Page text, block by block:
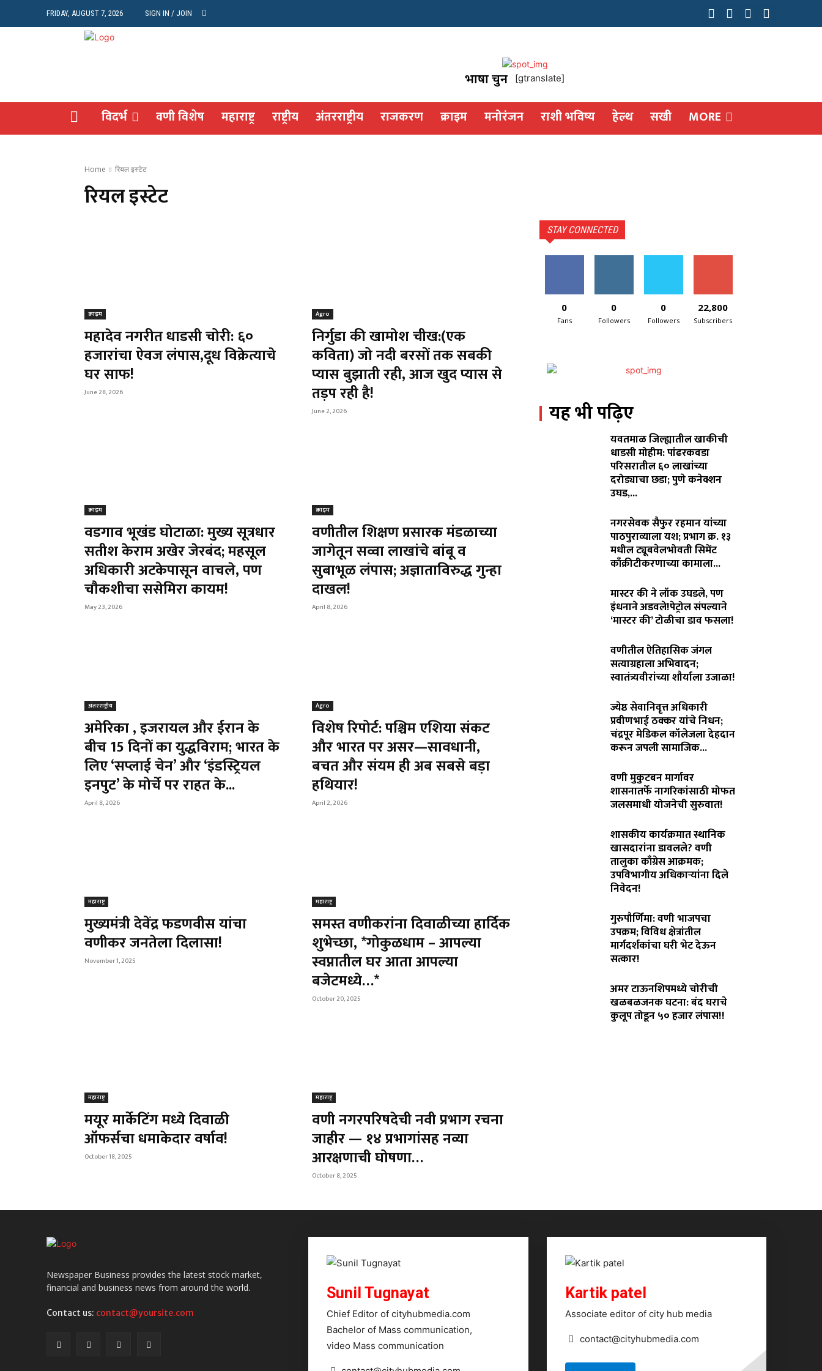
FRIDAY, AUGUST 7, 2026 SIGN IN / JOIN
भाषा चुनें [gtranslate]
विदर्भ वणी विशेष महाराष्ट्र राष्ट्रीय अंतरराष्ट्रीय राजकरण क्राइम मनोरंजन राशी भविष्य हेल्थ सखी MORE
Home रियल इस्टेट
रियल इस्टेट
क्राइम
महादेव नगरीत धाडसी चोरी: ६०
हजारांचा ऐवज लंपास,दूध विक्रेत्याचे
घर साफ!
June 28, 2026
Agro
निर्गुडा की खामोश चीख:(एक
कविता) जो नदी बरसों तक सबकी
प्यास बुझाती रही, आज खुद प्यास से
तड़प रही है!
June 2, 2026
क्राइम
वडगाव भूखंड घोटाळा: मुख्य सूत्रधार
सतीश केराम अखेर जेरबंद; महसूल
अधिकारी अटकेपासून वाचले, पण
चौकशीचा ससेमिरा कायम!
May 23, 2026
क्राइम
वणीतील शिक्षण प्रसारक मंडळाच्या
जागेतून सव्वा लाखांचे बांबू व
सुबाभूळ लंपास; अज्ञाताविरुद्ध गुन्हा
दाखल!
April 8, 2026
अंतरराष्ट्रीय
अमेरिका , इजरायल और ईरान के
बीच 15 दिनों का युद्धविराम; भारत के
लिए ‘सप्लाई चेन’ और ‘इंडस्ट्रियल
इनपुट’ के मोर्चे पर राहत के...
April 8, 2026
Agro
विशेष रिपोर्ट: पश्चिम एशिया संकट
और भारत पर असर—सावधानी,
बचत और संयम ही अब सबसे बड़ा
हथियार!
April 2, 2026
महाराष्ट्र
मुख्यमंत्री देवेंद्र फडणवीस यांचा
वणीकर जनतेला दिलासा!
November 1, 2025
महाराष्ट्र
समस्त वणीकरांना दिवाळीच्या हार्दिक
शुभेच्छा, *गोकुळधाम – आपल्या
स्वप्नातील घर आता आपल्या
बजेटमध्ये…*
October 20, 2025
महाराष्ट्र
मयूर मार्केटिंग मध्ये दिवाळी
ऑफर्सचा धमाकेदार वर्षाव!
October 18, 2025
महाराष्ट्र
वणी नगरपरिषदेची नवी प्रभाग रचना
जाहीर — १४ प्रभागांसह नव्या
आरक्षणाची घोषणा…
October 8, 2025
STAY CONNECTED
0
Fans
0
Followers
0
Followers
22,800
Subscribers
यह भी पढ़िए
यवतमाळ जिल्ह्यातील खाकीची
धाडसी मोहीम: पांढरकवडा
परिसरातील ६० लाखांच्या
दरोड्याचा छडा; पुणे कनेक्शन
उघड,...
नगरसेवक सैफुर रहमान यांच्या
पाठपुराव्याला यश; प्रभाग क्र. १३
मधील ट्यूबवेलभोवती सिमेंट
काँक्रीटीकरणाच्या कामाला...
मास्टर की ने लॉक उघडले, पण
इंधनाने अडवले!पेट्रोल संपल्याने
‘मास्टर की’ टोळीचा डाव फसला!
वणीतील ऐतिहासिक जंगल
सत्याग्रहाला अभिवादन;
स्वातंत्र्यवीरांच्या शौर्याला उजाळा!
ज्येष्ठ सेवानिवृत्त अधिकारी
प्रवीणभाई ठक्कर यांचे निधन;
चंद्रपूर मेडिकल कॉलेजला देहदान
करून जपली सामाजिक...
वणी मुकुटबन मार्गावर
शासनातर्फे नागरिकांसाठी मोफत
जलसमाधी योजनेची सुरुवात!
शासकीय कार्यक्रमात स्थानिक
खासदारांना डावलले? वणी
तालुका काँग्रेस आक्रमक;
उपविभागीय अधिकाऱ्यांना दिले
निवेदन!
गुरुपौर्णिमा: वणी भाजपचा
उपक्रम; विविध क्षेत्रांतील
मार्गदर्शकांचा घरी भेट देऊन
सत्कार!
अमर टाऊनशिपमध्ये चोरीची
खळबळजनक घटना: बंद घराचे
कुलूप तोडून ५० हजार लंपास!!
Newspaper Business provides the latest stock market,
financial and business news from around the world.
Contact us: contact@yoursite.com
Sunil Tugnayat
Chief Editor of cityhubmedia.com
Bachelor of Mass communication,
video Mass communication
Kartik patel
Associate editor of city hub media
contact@cityhubmedia.com